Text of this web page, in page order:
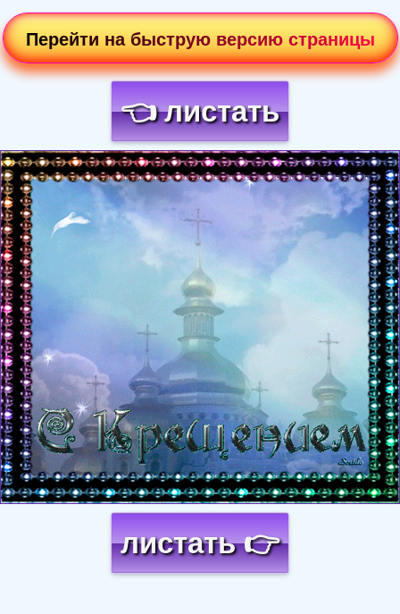
Перейти на быструю версию страницы
👈 листать
Загрузка картинки...
листать 👉